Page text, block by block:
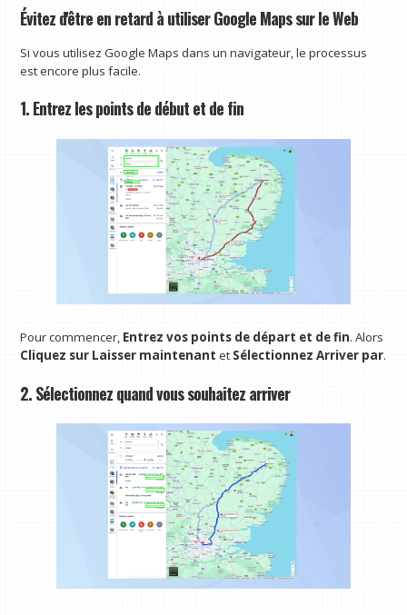
Évitez d'être en retard à utiliser Google Maps sur le Web
Si vous utilisez Google Maps dans un navigateur, le processus
est encore plus facile.
1. Entrez les points de début et de fin
Pour commencer, Entrez vos points de départ et de fin. Alors
Cliquez sur Laisser maintenant et Sélectionnez Arriver par.
2. Sélectionnez quand vous souhaitez arriver